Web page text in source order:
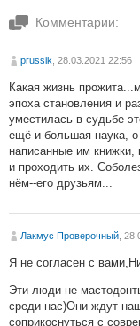
Комментарии:
prussik , 28.03.2021 22:56
Какая жизнь
эпоха становления и
уместилась в судьбе
ещё и большая наука,
написанные им
и проходить их.
нём--его друзьям...
Лакмус Проверочный ,
Я не согласен с
Эти люди не
среди нас)Они ждут
соприкоснуться с